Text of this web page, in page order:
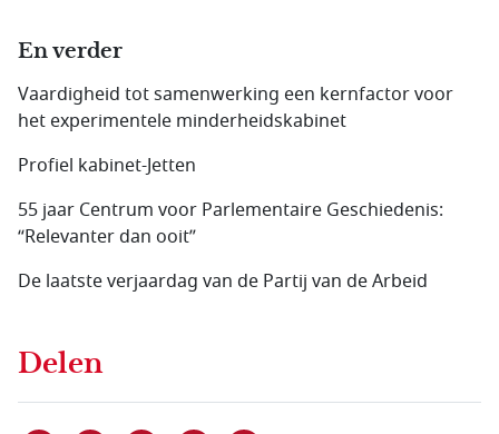
En verder
Vaardigheid tot samenwerking een kernfactor voor
het experimentele minderheidskabinet
Profiel kabinet-Jetten
55 jaar Centrum voor Parlementaire Geschiedenis:
“Relevanter dan ooit”
De laatste verjaardag van de Partij van de Arbeid
Delen